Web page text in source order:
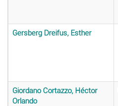
Gersberg Dreifus, Esther
Giordano Cortazzo, Héctor
Orlando